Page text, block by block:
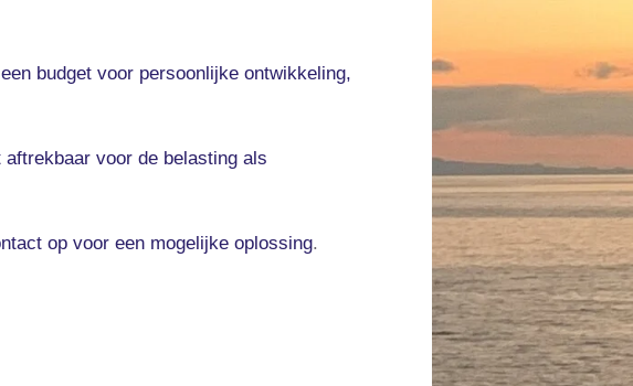
budget voor persoonlijke ontwikkeling,
voor de belasting als
op voor een mogelijke oplossing.